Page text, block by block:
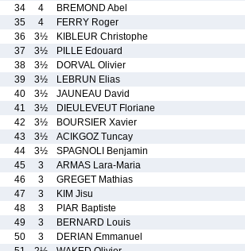
34
4
BREMOND Abel
35
4
FERRY Roger
36
3½
KIBLEUR Christophe
37
3½
PILLE Edouard
38
3½
DORVAL Olivier
39
3½
LEBRUN Elias
40
3½
JAUNEAU David
41
3½
DIEULEVEUT Floriane
42
3½
BOURSIER Xavier
43
3½
ACIKGOZ Tuncay
44
3½
SPAGNOLI Benjamin
45
3
ARMAS Lara-Maria
46
3
GREGET Mathias
47
3
KIM Jisu
48
3
PIAR Baptiste
49
3
BERNARD Louis
50
3
DERIAN Emmanuel